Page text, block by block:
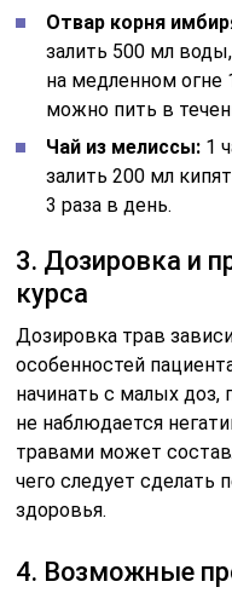
Отвар корня
залить 500 мл
на медленном
можно пить в
Чай из мелиссы: 1
залить 200 мл
3 раза в день.
3. Дозировка и
курса
Дозировка трав
особенностей
начинать с малых доз,
не наблюдается
травами может
чего следует сделать
здоровья.
4. Возможные